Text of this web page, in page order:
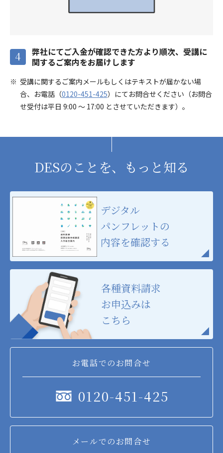
4
弊社にてご入金が確認できた方より順次、受講に
関するご案内をお届けします
受講に関するご案内メールもしくはテキストが届かない場
合、お電話（0120-451-425）にてお問合せください（お問合
せ受付は平日 9:00 ～ 17:00 とさせていただきます）。
DESのことを、もっと知る
デジタル
パンフレットの
内容を確認する
各種資料請求
お申込みは
こちら
お電話でのお問合せ
0120-451-425
メールでのお問合せ